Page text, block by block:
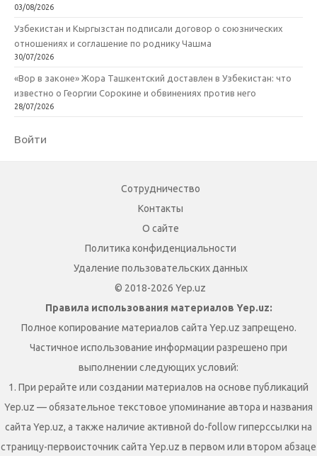
03/08/2026
Узбекистан и Кыргызстан подписали договор о союзнических
отношениях и соглашение по роднику Чашма
30/07/2026
«Вор в законе» Жора Ташкентский доставлен в Узбекистан: что
известно о Георгии Сорокине и обвинениях против него
28/07/2026
Войти
Сотрудничество
Контакты
О сайте
Политика конфиденциальности
Удаление пользовательских данных
© 2018-2026 Yep.uz
Правила использования материалов Yep.uz:
Полное копирование материалов сайта Yep.uz запрещено.
Частичное использование информации разрешено при
выполнении следующих условий:
1. При рерайте или создании материалов на основе публикаций
Yep.uz — обязательное текстовое упоминание автора и названия
сайта Yep.uz, а также наличие активной do-follow гиперссылки на
страницу-первоисточник сайта Yep.uz в первом или втором абзаце